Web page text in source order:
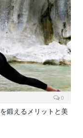
0
鍛えるメリットと美